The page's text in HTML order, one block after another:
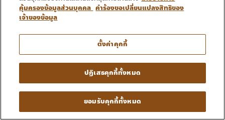
เปิดโรงเรียน และมีต้นทุนทางการเงินสูง
กำไรปี 2568 ที่ 162 ล้านบาท สูงขึ้น
ถึง 15.4% เมื่อเทียบกับปี 2567 ทั้งนี้
กรกฎาคม 24, 2025
คุ้มครองข้อมูลส่วนบุคคล คำร้องขอเปลี่ยนแปลงสิทธิของ
เจ้าของข้อมูล
ตั้งค่าคุกกี้
ปฏิเสธคุกกี้ทั้งหมด
ยอมรับคุกกี้ทั้งหมด